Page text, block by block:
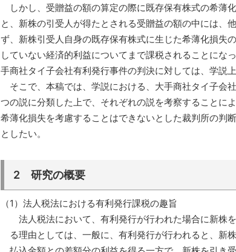
しかし、受贈益の額の算定の際に既存保有株式の希薄
と、新株の引受人が得たとされる受贈益の額の中には、
ず、新株引受人自身の既存保有株式に生じた希薄化損失
していない経済的利益についてまで課税されることにな
手商社タイ子会社有利発行事件の判決に対しては、学説
そこで、本稿では、学説における、大手商社タイ子会
つの説に分類した上で、それぞれの説を考察することに
希薄化損失を考慮することはできないとした裁判所の判
としたい。
2 研究の概要
（1）法人税法における有利発行課税の趣旨
法人税法において、有利発行が行われた場合に新株
る理由としては、一般に、有利発行が行われると、新